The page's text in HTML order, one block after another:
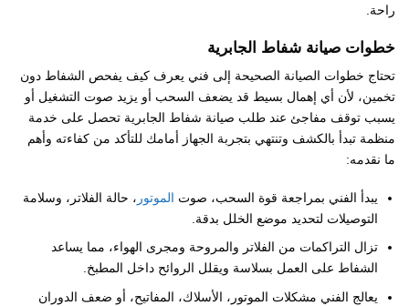
راحة.
خطوات صيانة شفاط الجابرية
تحتاج خطوات الصيانة الصحيحة إلى فني يعرف كيف يفحص الشفاط دون
تخمين، لأن أي إهمال بسيط قد يضعف السحب أو يزيد صوت التشغيل أو
يسبب توقف مفاجئ عند طلب صيانة شفاط الجابرية تحصل على خدمة
منظمة تبدأ بالكشف وتنتهي بتجربة الجهاز أمامك للتأكد من كفاءته وأهم
ما نقدمه:
يبدأ الفني بمراجعة قوة السحب، صوت الموتور ، حالة الفلاتر، وسلامة
التوصيلات لتحديد موضع الخلل بدقة.
تزال التراكمات من الفلاتر والمروحة ومجرى الهواء، مما يساعد
الشفاط على العمل بسلاسة ويقلل الروائح داخل المطبخ.
يعالج الفني مشكلات الموتور، الأسلاك، المفاتيح، أو ضعف الدوران